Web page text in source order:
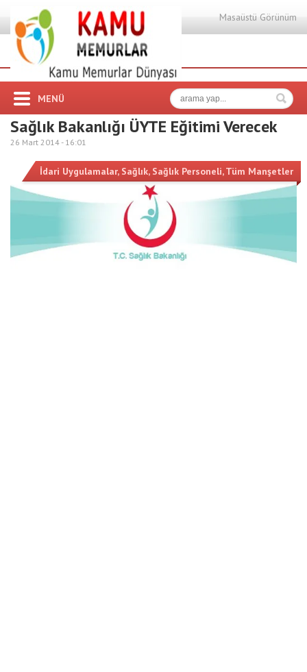
Masaüstü Görünüm
MENÜ
Sağlık Bakanlığı ÜYTE Eğitimi Verecek
26 Mart 2014 - 16:01
İdari Uygulamalar, Sağlık, Sağlık Personeli,Tüm Manşetler